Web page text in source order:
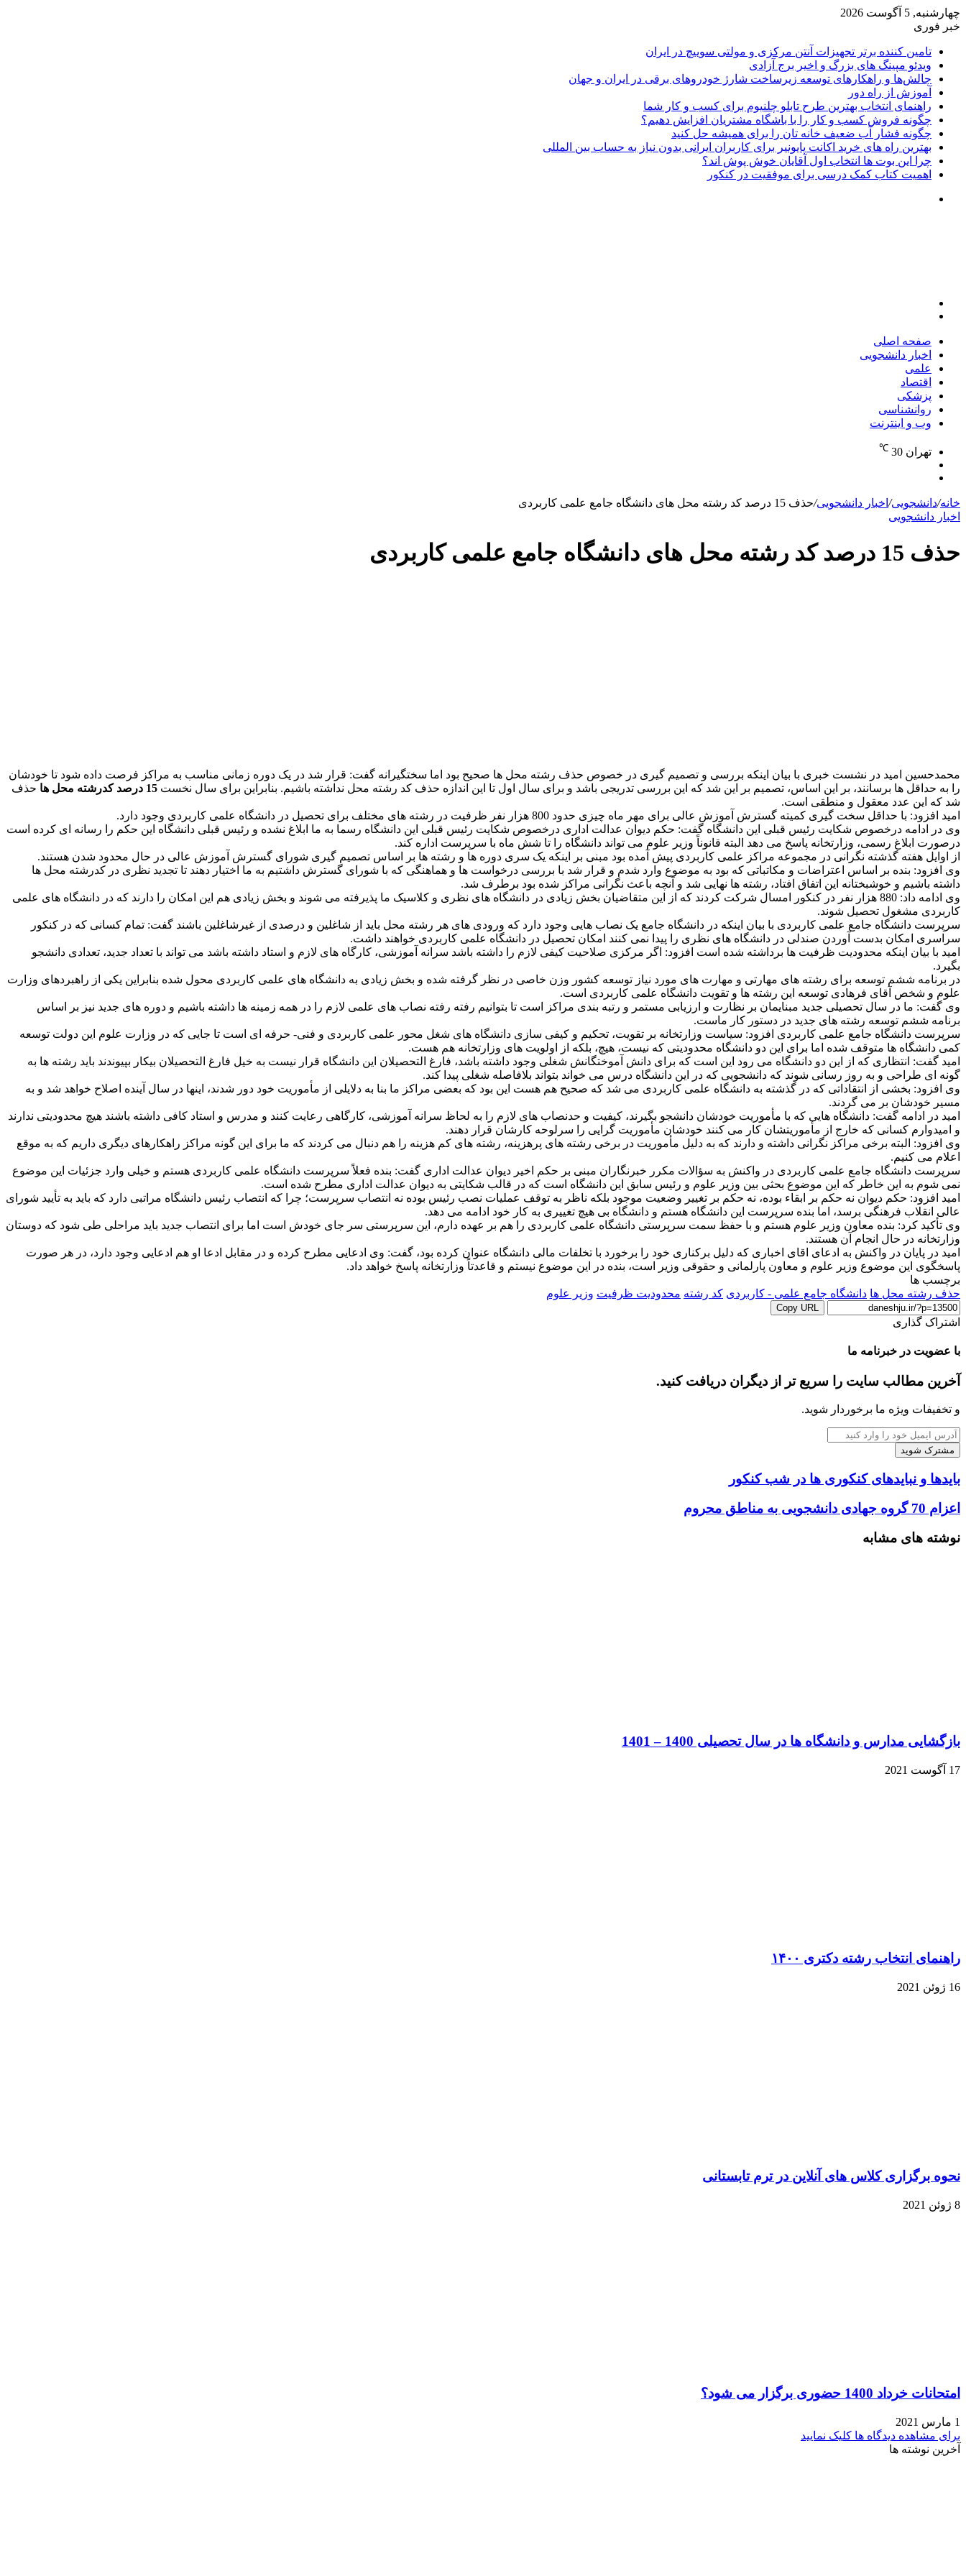
چهارشنبه, 5 آگوست 2026
خبر فوری
تامین کننده برتر تجهیزات آنتن مرکزی و مولتی سوییچ در ایران
ویدئو مپینگ های بزرگ و اخیر برج آزادی
چالش‌ها و راهکارهای توسعه زیرساخت شارژ خودروهای برقی در ایران و جهان
آموزش از راه دور
راهنمای انتخاب بهترین طرح تابلو چلنیوم برای کسب و کار شما
چگونه فروش کسب و کار را با باشگاه مشتریان افزایش دهیم؟
چگونه فشار آب ضعیف خانه تان را برای همیشه حل کنید
بهترین راه های خرید اکانت پایونیر برای کاربران ایرانی بدون نیاز به حساب بین المللی
چرا این بوت ها انتخاب اول آقایان خوش پوش اند؟
اهمیت کتاب کمک درسی برای موفقیت در کنکور
صفحه اصلی
اخبار دانشجویی
علمی
اقتصاد
پزشکی
روانشناسی
وب و اینترنت
تهران 30
℃
خانه/دانشجویی/ اخبار دانشجویی/حذف 15 درصد کد رشته محل های دانشگاه جامع علمی کاربردی
اخبار دانشجویی
حذف 15 درصد کد رشته محل های دانشگاه جامع علمی کاربردی
محمدحسین امید در نشست خبری با بیان اینکه بررسی و تصمیم گیری در خصوص حذف رشته محل ها صحیح بود اما سختگیرانه گفت: قرار شد در یک دوره زمانی مناسب به مراکز فرصت داده شود تا خودشان
را به حداقل ها برسانند، بر این اساس، تصمیم بر این شد که این بررسی تدریجی باشد و برای سال اول تا این اندازه حذف کد رشته محل نداشته باشیم. بنابراین برای سال نخست 15 درصد کدرشته محل ها
حذف
شد که این عدد معقول و منطقی است.
امید افزود: با حداقل سخت گیری کمیته گسترش آموزش عالی برای مهر ماه چیزی حدود 800 هزار نفر ظرفیت در رشته های مختلف برای تحصیل در دانشگاه علمی کاربردی وجود دارد.
وی در ادامه درخصوص شکایت رئیس قبلی این دانشگاه گفت: حکم دیوان عدالت اداری درخصوص شکایت رئیس قبلی این دانشگاه رسما به ما ابلاغ نشده و رئیس قبلی دانشگاه این حکم را رسانه ای کرده است
درصورت ابلاغ رسمی، وزارتخانه پاسخ می دهد البته قانوناً وزیر علوم می تواند دانشگاه را تا شش ماه با سرپرست اداره کند.
از اوایل هفته گذشته نگرانی در مجموعه مراکز علمی کاربردی پیش آمده بود مبنی بر اینکه یک سری دوره ها و رشته ها بر اساس تصمیم گیری شورای گسترش آموزش عالی در حال محدود شدن هستند.
وی افزود: بنده بر اساس اعتراضات و مکاتباتی که بود به موضوع وارد شدم و قرار شد با بررسی درخواست ها و هماهنگی که با شورای گسترش داشتیم به ما اختیار دهند تا تجدید نظری در کدرشته محل ها
داشته باشیم و خوشبختانه این اتفاق افتاد، رشته ها نهایی شد و آنچه باعث نگرانی مراکز شده بود برطرف شد.
وی ادامه داد: 880 هزار نفر در کنکور امسال شرکت کردند که از این متقاضیان بخش زیادی در دانشگاه های نظری و کلاسیک ما پذیرفته می شوند و بخش زیادی هم این امکان را دارند که در دانشگاه های علمی
کاربردی مشغول تحصیل شوند.
سرپرست دانشگاه جامع علمی کاربردی با بیان اینکه در دانشگاه جامع یک نصاب هایی وجود دارد که ورودی های هر رشته محل باید از شاغلین و درصدی از غیرشاغلین باشند گفت: تمام کسانی که در کنکور
سراسری امکان بدست آوردن صندلی در دانشگاه های نظری را پیدا نمی کنند امکان تحصیل در دانشگاه علمی کاربردی خواهند داشت.
امید با بیان اینکه محدودیت ظرفیت ها برداشته شده است افزود: اگر مرکزی صلاحیت کیفی لازم را داشته باشد سرانه آموزشی، کارگاه های لازم و استاد داشته باشد می تواند با تعداد جدید، تعدادی دانشجو
بگیرد.
در برنامه ششم توسعه برای رشته های مهارتی و مهارت های مورد نیاز توسعه کشور وزن خاصی در نظر گرفته شده و بخش زیادی به دانشگاه های علمی کاربردی محول شده بنابراین یکی از راهبردهای وزارت
علوم و شخص آقای فرهادی توسعه این رشته ها و تقویت دانشگاه علمی کاربردی است.
وی گفت: ما در سال تحصیلی جدید مبنایمان بر نظارت و ارزیابی مستمر و رتبه بندی مراکز است تا بتوانیم رفته رفته نصاب های علمی لازم را در همه زمینه ها داشته باشیم و دوره های جدید نیز بر اساس
برنامه ششم توسعه رشته های جدید در دستور کار ماست.
سرپرست دانشگاه جامع علمی کاربردی افزود: سیاست وزارتخانه بر تقویت، تحکیم و کیفی سازی دانشگاه های شغل محور علمی کاربردی و فنی- حرفه ای است تا جایی که در وزارت علوم این دولت توسعه
کمی دانشگاه ها متوقف شده اما برای این دو دانشگاه محدودیتی که نیست، هیچ، بلکه از اولویت های وزارتخانه هم هست.
امید گفت: انتظاری که از این دو دانشگاه می رود این است که برای دانش آموختگانش شغلی وجود داشته باشد، فارغ التحصیلان این دانشگاه قرار نیست به خیل فارغ التحصیلان بیکار بپیوندند باید رشته ها به
گونه ای طراحی و به روز رسانی شوند که دانشجویی که در این دانشگاه درس می خواند بتواند بلافاصله شغلی پیدا کند.
وی افزود: بخشی از انتقاداتی که در گذشته به دانشگاه علمی کاربردی می شد که صحیح هم هست این بود که بعضی مراکز ما بنا به دلایلی از مأموریت خود دور شدند، اینها در سال آینده اصلاح خواهد شد و به
مسیر خودشان بر می گردند.
امید در ادامه گفت: دانشگاه هایی که با مأموریت خودشان دانشجو بگیرند، کیفیت و حدنصاب های لازم را به لحاظ سرانه آموزشی، کارگاهی رعایت کنند و مدرس و استاد کافی داشته باشند هیچ محدودیتی ندارند
و امیدوارم کسانی که خارج از مأموریتشان کار می کنند خودشان مأموریت گرایی را سرلوحه کارشان قرار دهند.
وی افزود: البته برخی مراکز نگرانی داشته و دارند که به دلیل مأموریت در برخی رشته های پرهزینه، رشته های کم هزینه را هم دنبال می کردند که ما برای این گونه مراکز راهکارهای دیگری داریم که به موقع
اعلام می کنیم.
سرپرست دانشگاه جامع علمی کاربردی در واکنش به سؤالات مکرر خبرنگاران مبنی بر حکم اخیر دیوان عدالت اداری گفت: بنده فعلاً سرپرست دانشگاه علمی کاربردی هستم و خیلی وارد جزئیات این موضوع
نمی شوم به این خاطر که این موضوع بحثی بین وزیر علوم و رئیس سابق این دانشگاه است که در قالب شکایتی به دیوان عدالت اداری مطرح شده است.
امید افزود: حکم دیوان نه حکم بر ابقاء بوده، نه حکم بر تغییر وضعیت موجود بلکه ناظر به توقف عملیات نصب رئیس بوده نه انتصاب سرپرست؛ چرا که انتصاب رئیس دانشگاه مراتبی دارد که باید به تأیید شورای
عالی انقلاب فرهنگی برسد، اما بنده سرپرست این دانشگاه هستم و دانشگاه بی هیچ تغییری به کار خود ادامه می دهد.
وی تأکید کرد: بنده معاون وزیر علوم هستم و با حفظ سمت سرپرستی دانشگاه علمی کاربردی را هم بر عهده دارم، این سرپرستی سر جای خودش است اما برای انتصاب جدید باید مراحلی طی شود که دوستان
وزارتخانه در حال انجام آن هستند.
امید در پایان در واکنش به ادعای اقای اخباری که دلیل برکناری خود را برخورد با تخلفات مالی دانشگاه عنوان کرده بود، گفت: وی ادعایی مطرح کرده و در مقابل ادعا او هم ادعایی وجود دارد، در هر صورت
پاسخگوی این موضوع وزیر علوم و معاون پارلمانی و حقوقی وزیر است، بنده در این موضوع نیستم و قاعدتاً وزارتخانه پاسخ خواهد داد.
برچسب ها
حذف رشته محل ها دانشگاه جامع علمی - کاربردی کد رشته محدودیت ظرفیت وزیر علوم
Copy URL
اشتراک گذاری
بوک
با
با عضویت در خبرنامه ما
آخرین مطالب سایت را سریع تر از دیگران دریافت کنید.
و تخفیفات ویژه ما برخوردار شوید.
آدرس
ایمیل
خود
را
وارد
کنید
بایدها
نبایدهای
کنکوری
ها
در
بایدها و نبایدهای کنکوری ها در شب کنکور
اعزام
گروه
جهادی
اعزام 70 گروه جهادی دانشجویی به مناطق محروم
نوشته های مشابه
بازگشایی مدارس و دانشگاه ها در سال تحصیلی 1400 – 1401
17 آگوست 2021
راهنمای انتخاب رشته دکتری ۱۴۰۰
16 ژوئن 2021
نحوه برگزاری کلاس های آنلاین در ترم تابستانی
8 ژوئن 2021
امتحانات خرداد 1400 حضوری برگزار می شود؟
1 مارس 2021
برای مشاهده دیدگاه ها کلیک نمایید
آخرین نوشته ها